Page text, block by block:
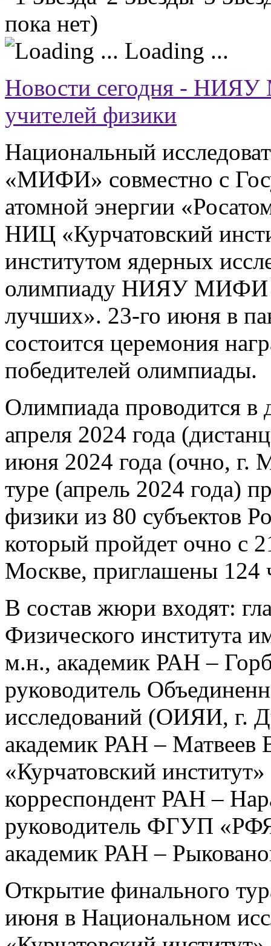
пока нет)
Loading ...
Новости сегодня -
учителей физики
Национальный
«МИФИ» совместно с
атомной энергии
НИЦ «Курчатовский
институтом ядерных
олимпиаду НИЯУ МИФИ
лучших». 23-го июня в
состоится церемония
победителей олимпиады.
Олимпиада проводится в
апреля 2024 года
июня 2024 года (очно, г.
туре (апрель 2024 года)
физики из 80 субъектов
который пройдет очно с
Москве, приглашены 124
В состав жюри входят:
Физического института
м.н., академик РАН –
руководитель
исследований (ОИЯИ, г.
академик РАН –
«Курчатовский
корреспондент РАН –
руководитель ФГУП
академик РАН –
Открытие финального
июня в Национальном